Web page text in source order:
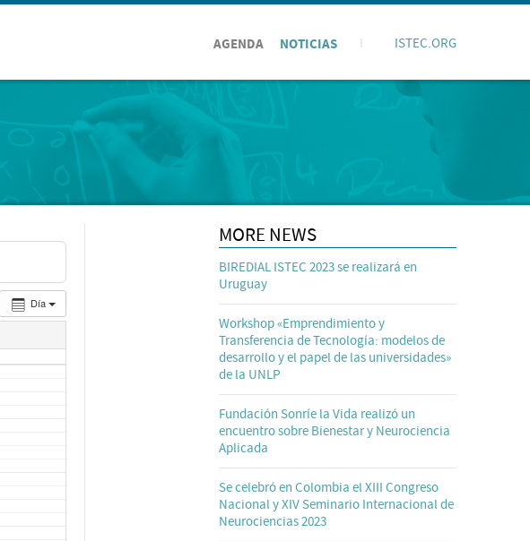
AGENDA NOTICIAS ISTEC.ORG
Día
MORE NEWS
BIREDIAL ISTEC 2023 se realizará en
Uruguay
Workshop «Emprendimiento y
Transferencia de Tecnología: modelos de
desarrollo y el papel de las universidades»
de la UNLP
Fundación Sonríe la Vida realizó un
encuentro sobre Bienestar y Neurociencia
Aplicada
Se celebró en Colombia el XIII Congreso
Nacional y XIV Seminario Internacional de
Neurociencias 2023